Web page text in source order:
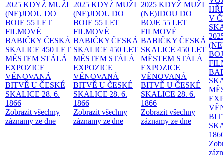
2025 KDYŽ MUŽI
(NE)JDOU DO
BOJE 55 LET
FILMOVÉ
BABIČKY ČESKÁ
SKALICE 450 LET
MĚSTEM STÁLÁ
EXPOZICE
VĚNOVANÁ
BITVĚ U ČESKÉ
SKALICE 28. 6.
1866
Zobrazit všechny
záznamy ze dne
2025 KDYŽ MUŽI
(NE)JDOU DO
BOJE 55 LET
FILMOVÉ
BABIČKY ČESKÁ
SKALICE 450 LET
MĚSTEM STÁLÁ
EXPOZICE
VĚNOVANÁ
BITVĚ U ČESKÉ
SKALICE 28. 6.
1866
Zobrazit všechny
záznamy ze dne
2025 KDYŽ MUŽI
(NE)JDOU DO
BOJE 55 LET
FILMOVÉ
BABIČKY ČESKÁ
SKALICE 450 LET
MĚSTEM STÁLÁ
EXPOZICE
VĚNOVANÁ
BITVĚ U ČESKÉ
SKALICE 28. 6.
1866
Zobrazit všechny
záznamy ze dne
V